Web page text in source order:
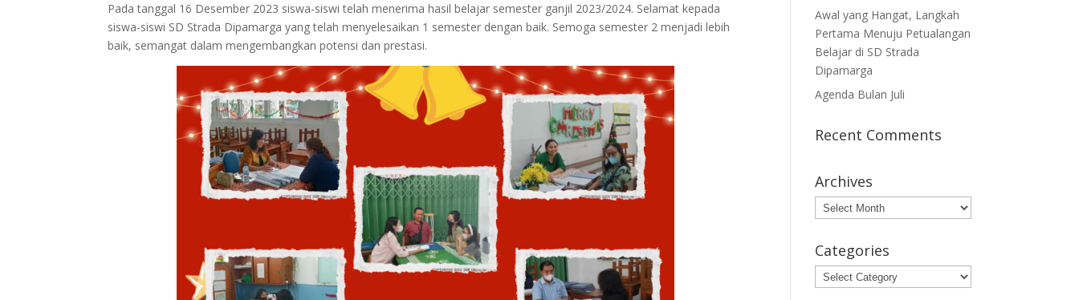
Pada tanggal 16 Desember 2023 siswa-siswi telah menerima hasil belajar semester ganjil 2023/2024. Selamat kepada
siswa-siswi SD Strada Dipamarga yang telah menyelesaikan 1 semester dengan baik. Semoga semester 2 menjadi lebih
baik, semangat dalam mengembangkan potensi dan prestasi.
Awal yang Hangat, Langkah
Pertama Menuju Petualangan
Belajar di SD Strada
Dipamarga
Agenda Bulan Juli
Recent Comments
Archives
Archives
Categories
Categories